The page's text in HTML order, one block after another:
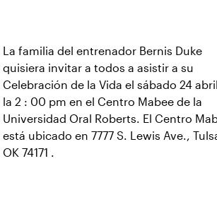
La familia del entrenador Bernis Duke
quisiera invitar a todos a asistir a su
Celebración de la Vida el sábado 24
la 2 : 00 pm en el Centro Mabee de la
Universidad Oral Roberts. El Centro
está ubicado en 7777 S. Lewis Ave.,
OK 74171 .